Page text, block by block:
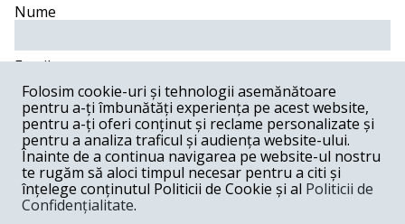
Nume
Email
Comentariu
Postează comentariu
Folosim cookie-uri și tehnologii asemănătoare
pentru a-ți îmbunătăți experiența pe acest website,
pentru a-ți oferi conținut și reclame personalizate și
pentru a analiza traficul și audiența website-ului.
Înainte de a continua navigarea pe website-ul nostru
te rugăm să aloci timpul necesar pentru a citi și
înțelege conținutul Politicii de Cookie și al Politicii de
Confidențialitate.